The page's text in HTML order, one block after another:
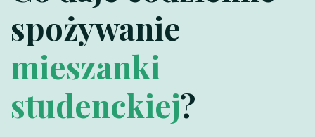
spożywanie
mieszanki
studenckiej?